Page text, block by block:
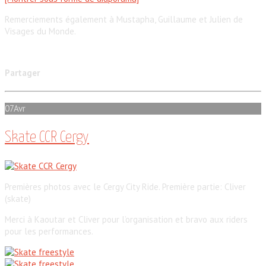
Remerciements également à Mustapha, Guillaume et Julien de
Visages du Monde.
Partager
07Avr
Skate CCR Cergy
Premières photos avec le Cergy City Ride. Première partie: Cliver
(skate)
Merci à Kaoutar et Cliver pour l’organisation et bravo aux riders
pour les performances.